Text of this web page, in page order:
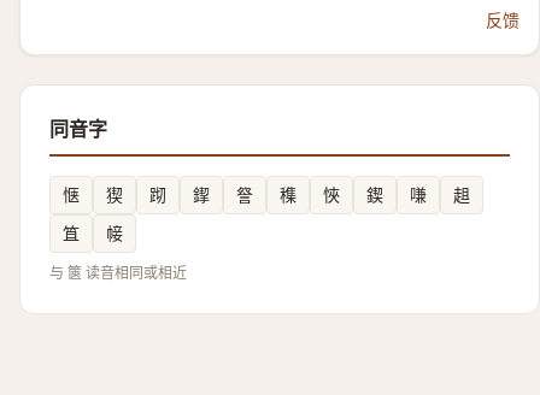
反馈
同音字
惬 猰 䟙 䤿 詧 穕 悏 鍥 嗛
趄
笡
帹
与 篋 读音相同或相近